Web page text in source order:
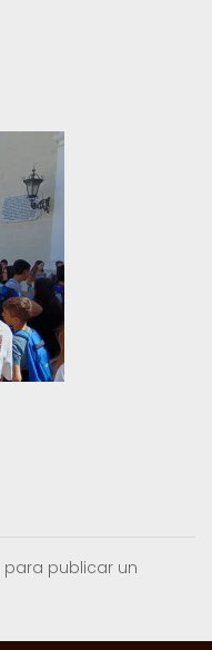
para publicar un